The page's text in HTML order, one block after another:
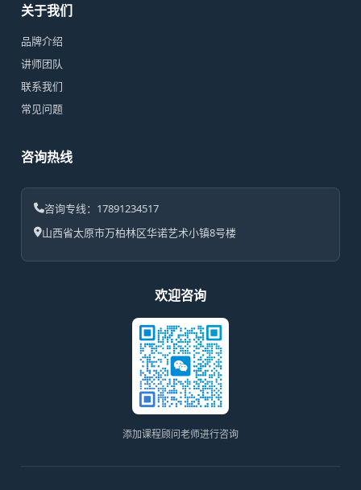
关于我们
品牌介绍
讲师团队
联系我们
常见问题
咨询热线
咨询专线：17891234517
山西省太原市万柏林区华诺艺术小镇8号楼
欢迎咨询
添加课程顾问老师进行咨询